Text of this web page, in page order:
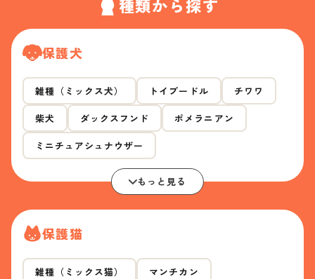
種類から探す
保護犬
雑種（ミックス犬） トイプードル チワワ
柴犬 ダックスフンド ポメラニアン
ミニチュアシュナウザー
もっと見る
保護猫
雑種（ミックス猫） マンチカン